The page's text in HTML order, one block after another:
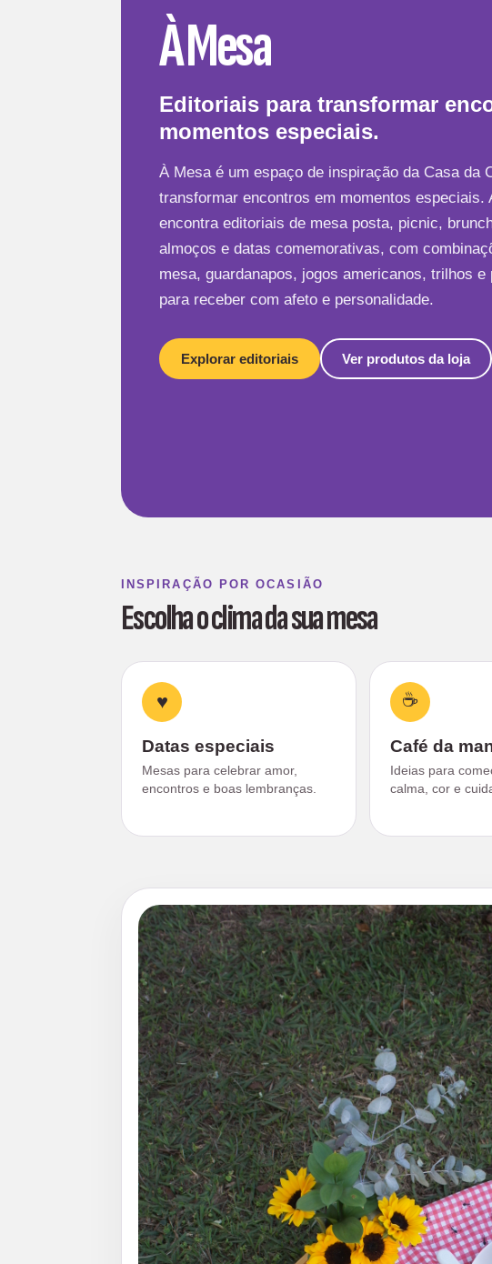
À Mesa
Editoriais para transformar
momentos especiais.
À Mesa é um espaço de inspiração da Casa da
transformar encontros em momentos especiais.
encontra editoriais de mesa posta, picnic,
almoços e datas comemorativas, com
mesa, guardanapos, jogos americanos, trilhos e
para receber com afeto e personalidade.
Explorar editoriais Ver produtos da loja
INSPIRAÇÃO POR OCASIÃO
Escolha o clima da sua mesa
♥
Datas especiais
Mesas para celebrar amor,
encontros e boas lembranças.
☕
Café da
Ideias para
calma, cor e